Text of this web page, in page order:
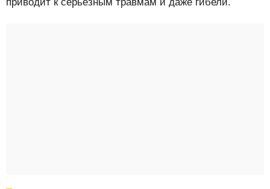
приводит к серьезным травмам и даже гибели.